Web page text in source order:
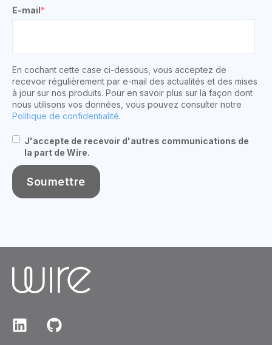
E-mail*
En cochant cette case ci-dessous, vous acceptez de
recevoir régulièrement par e-mail des actualités et des mises
à jour sur nos produits. Pour en savoir plus sur la façon dont
nous utilisons vos données, vous pouvez consulter notre
Politique de confidentialité.
J'accepte de recevoir d'autres communications de
la part de Wire.